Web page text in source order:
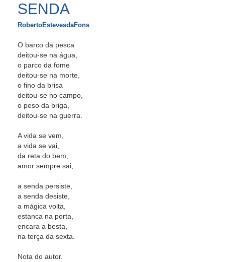
SENDA
RobertoEstevesdaFons
O barco da pesca
deitou-se na água,
o parco da fome
deitou-se na morte,
o fino da brisa
deitou-se no campo,
o peso da briga,
deitou-se na guerra.
A vida se vem,
a vida se vai,
da reta do bem,
amor sempre sai,
a senda persiste,
a senda desiste,
a mágica volta,
estanca na porta,
encara a besta,
na terça da sexta.
Nota do autor.